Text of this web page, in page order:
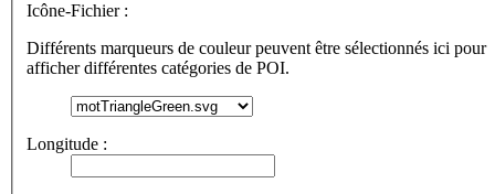
Icône-Fichier :
Différents marqueurs de couleur peuvent être sélectionnés ici pour
afficher différentes catégories de POI.
Longitude :